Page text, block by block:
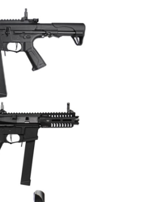
後才付款」的支付方式。 讓您購物簡單
卡、不需儲值。
證，即可結帳。
再付款。
後付」後，將跳轉至「AFTEE先享後付」
額後，即可完成結帳。
費通知簡訊。
點擊此簡訊中的連結，可透過四大超商／
付款，方視為交易完成。
立刻繳費，但若您需要取消訂單，請聯絡
消之訂單仍視為有效，需透過AFTEE先享
後付 」之結帳頁面顯示為準，若有關於
款等相關疑問，請聯繫「AFTEE先享後付
support/home
以上)免運費